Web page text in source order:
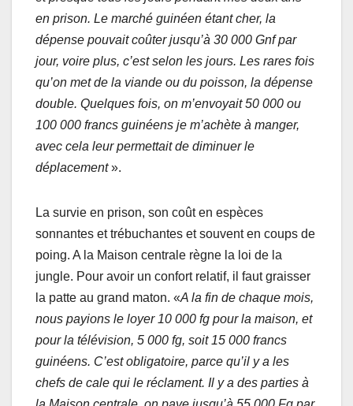
en prison. Le marché guinéen étant cher, la
dépense pouvait coûter jusqu’à 30 000 Gnf par
jour, voire plus, c’est selon les jours. Les rares fois
qu’on met de la viande ou du poisson, la dépense
double. Quelques fois, on m’envoyait 50 000 ou
100 000 francs guinéens je m’achète à manger,
avec cela leur permettait de diminuer le
déplacement».
La survie en prison, son coût en espèces
sonnantes et trébuchantes et souvent en coups de
poing. A la Maison centrale règne la loi de la
jungle. Pour avoir un confort relatif, il faut graisser
la patte au grand maton. «A la fin de chaque mois,
nous payions le loyer 10 000 fg pour la maison, et
pour la télévision, 5 000 fg, soit 15 000 francs
guinéens. C’est obligatoire, parce qu’il y a les
chefs de cale qui le réclament. Il y a des parties à